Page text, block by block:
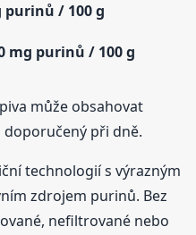
purinů / 100 g
mg purinů / 100 g
může obsahovat
při dně.
technologií s výrazným
zdrojem purinů. Bez
nefiltrované nebo